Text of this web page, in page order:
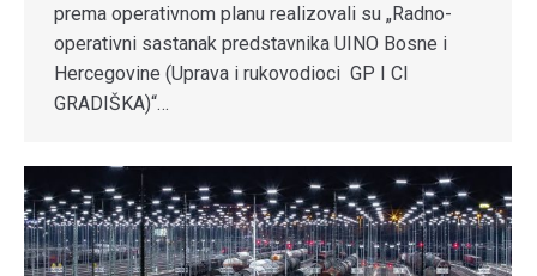
prema operativnom planu realizovali su „Radno-
operativni sastanak predstavnika UINO Bosne i
Hercegovine (Uprava i rukovodioci GP I CI
GRADIŠKA)“…